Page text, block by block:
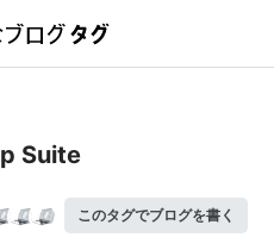
Suite
このタグでブログを書く